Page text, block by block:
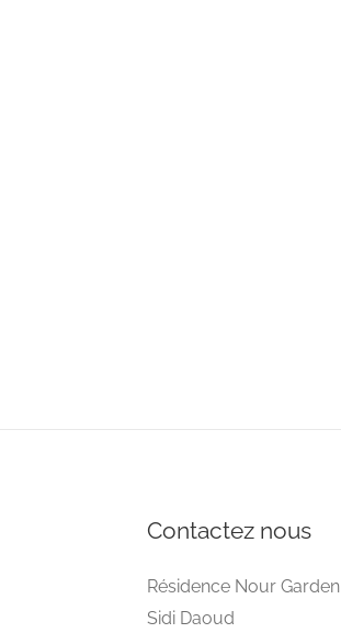
Contactez nous
Résidence Nour Garden
Sidi Daoud